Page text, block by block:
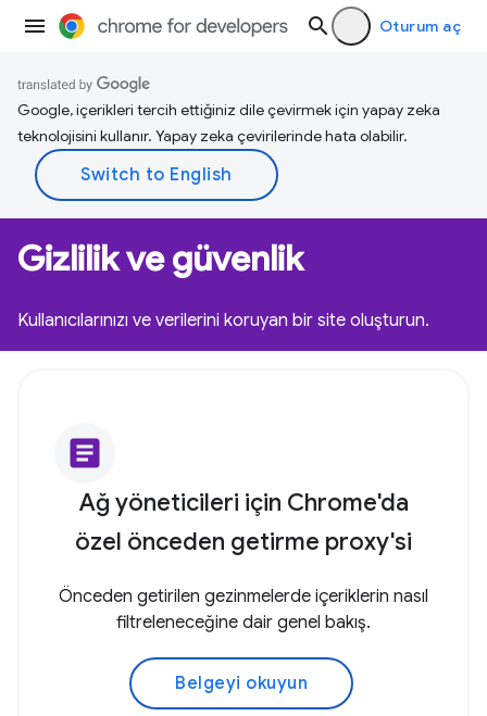
Oturum aç
Google, içerikleri tercih ettiğiniz dile çevirmek için yapay zeka
teknolojisini kullanır. Yapay zeka çevirilerinde hata olabilir.
Gizlilik ve güvenlik
Kullanıcılarınızı ve verilerini koruyan bir site oluşturun.
article
Ağ yöneticileri için Chrome'da
özel önceden getirme proxy'si
Önceden getirilen gezinmelerde içeriklerin nasıl
filtreleneceğine dair genel bakış.
Belgeyi okuyun